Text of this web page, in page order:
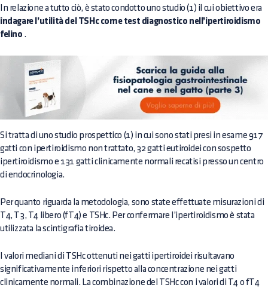
In relazione a tutto ciò, è stato condotto uno studio (1) il cui obiettivo era
indagare l’utilità del TSHc come test diagnostico nell’ipertiroidismo
felino .
Si tratta di uno studio prospettico (1) in cui sono stati presi in esame 917
gatti con ipertiroidismo non trattato, 32 gatti eutiroidei con sospetto
ipertiroidismo e 131 gatti clinicamente normali recatisi presso un centro
di endocrinologia.
Per quanto riguarda la metodologia, sono state effettuate misurazioni di
T4, T3, T4 libero (fT4) e TSHc. Per confermare l’ipertiroidismo è stata
utilizzata la scintigrafia tiroidea.
I valori mediani di TSHc ottenuti nei gatti ipertiroidei risultavano
significativamente inferiori rispetto alla concentrazione nei gatti
clinicamente normali. La combinazione del TSHc con i valori di T4 o fT4